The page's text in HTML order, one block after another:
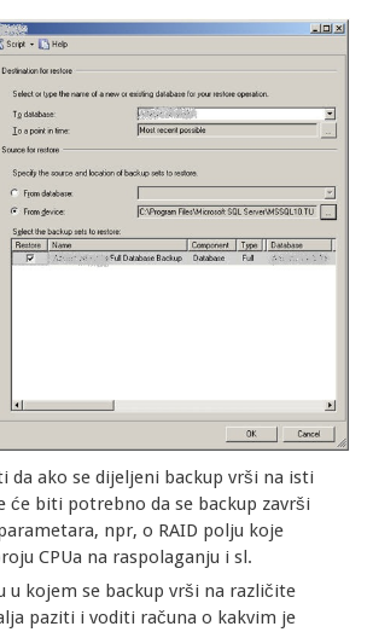
da ako se dijeljeni backup vrši na isti
će biti potrebno da se backup završi
npr, o RAID polju koje
CPUa na raspolaganju i sl.
u kojem se backup vrši na različite
paziti i voditi računa o kakvim je